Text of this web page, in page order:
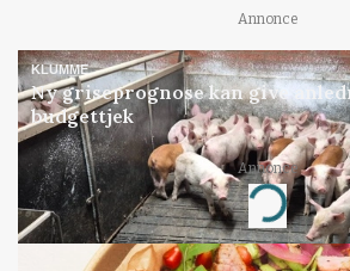
Annonce
KLUMME
Ny griseprognose kan give
budgettjek
Annonce
Loading...